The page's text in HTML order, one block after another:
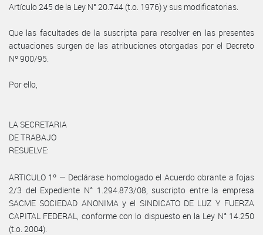
Artículo 245 de la Ley N° 20.744 (t.o. 1976) y sus modificatorias.
Que las facultades de la suscripta para resolver en las presentes
actuaciones surgen de las atribuciones otorgadas por el Decreto
Nº 900/95.
Por ello,
LA SECRETARIA
DE TRABAJO
RESUELVE:
ARTICULO 1º — Declárase homologado el Acuerdo obrante a fojas
2/3 del Expediente N° 1.294.873/08, suscripto entre la empresa
SACME SOCIEDAD ANONIMA y el SINDICATO DE LUZ Y FUERZA
CAPITAL FEDERAL, conforme con lo dispuesto en la Ley N° 14.250
(t.o. 2004).